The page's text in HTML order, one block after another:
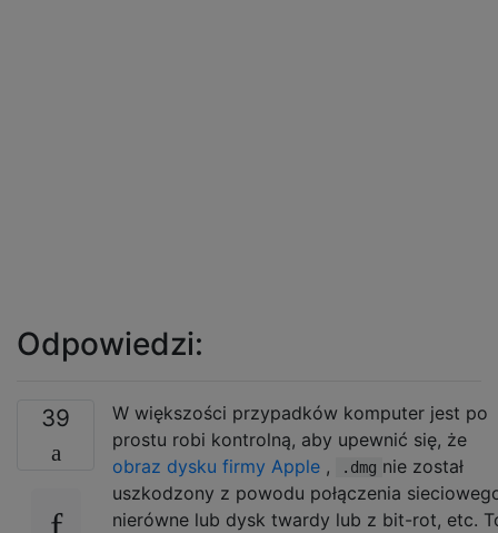
Odpowiedzi:
39
W większości przypadków komputer jest po
prostu robi kontrolną, aby upewnić się, że
obraz dysku firmy Apple , .dmg nie został
uszkodzony z powodu połączenia
nierówne lub dysk twardy lub z bit-rot, etc.